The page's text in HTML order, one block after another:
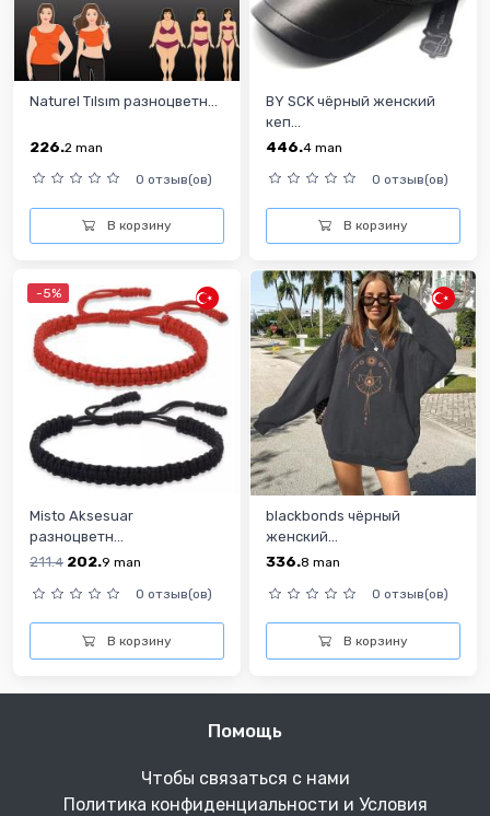
Naturel Tılsım разноцветн...
226.2 man
0 отзыв(ов)
В корзину
BY SCK чёрный женский
кеп...
446.4 man
0 отзыв(ов)
В корзину
-5%
Misto Aksesuar
разноцветн...
211.4 202.9 man
0 отзыв(ов)
В корзину
blackbonds чёрный
женский...
336.8 man
0 отзыв(ов)
В корзину
Помощь
Чтобы связаться с нами
Политика конфиденциальности и Условия